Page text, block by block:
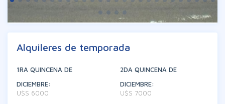
Alquileres de temporada
1RA QUINCENA DE
DICIEMBRE:
U$S 6000
2DA QUINCENA DE
DICIEMBRE:
U$S 7000